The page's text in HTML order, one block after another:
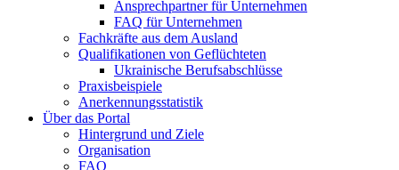
Ansprechpartner für Unternehmen
FAQ für Unternehmen
Fachkräfte aus dem Ausland
Qualifikationen von Geflüchteten
Ukrainische Berufsabschlüsse
Praxisbeispiele
Anerkennungsstatistik
Über das Portal
Hintergrund und Ziele
Organisation
FAQ